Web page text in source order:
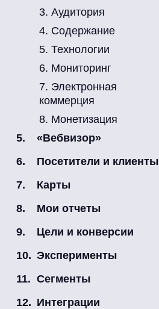
3. Аудитория
4. Содержание
5. Технологии
6. Мониторинг
7. Электронная
коммерция
8. Монетизация
«Вебвизор»
Посетители и клиенты
Карты
Мои отчеты
Цели и конверсии
Эксперименты
Сегменты
Интеграции